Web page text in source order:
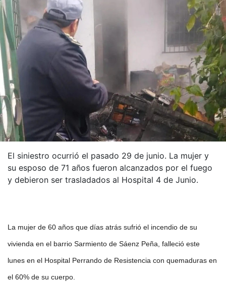
El siniestro ocurrió el pasado 29 de junio. La mujer y
su esposo de 71 años fueron alcanzados por el fuego
y debieron ser trasladados al Hospital 4 de Junio.
La mujer de 60 años que días atrás sufrió el incendio de su
vivienda en el barrio Sarmiento de Sáenz Peña, falleció este
lunes en el Hospital Perrando de Resistencia con quemaduras en
el 60% de su cuerpo.